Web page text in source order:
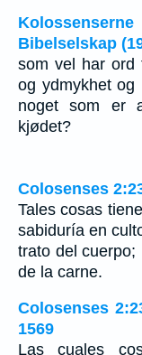
Bibelselskap
som vel har ord
og ydmykhet og
noget som er
kjødet?
Colosenses
Tales cosas
sabiduría en
trato del cuerpo;
de la carne.
Colosenses
1569
Las cuales